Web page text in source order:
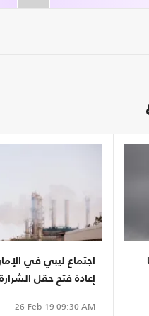
اجتماع ليبي في
إعادة فتح حقل
26-Feb-19 09:30 AM